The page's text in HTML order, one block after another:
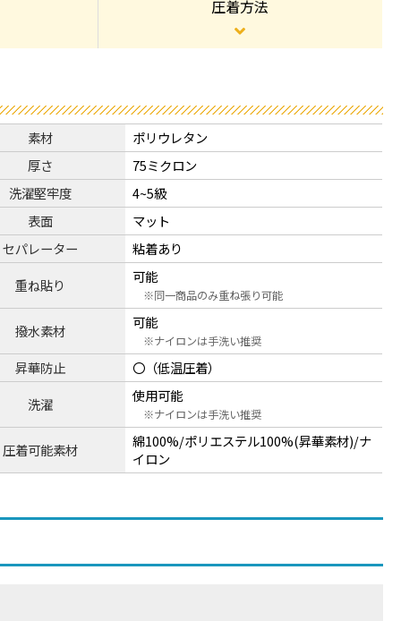
圧着方法
素材
ポリウレタン
厚さ
75ミクロン
洗濯堅牢度
4~5級
表面
マット
セパレーター
粘着あり
重ね貼り
可能
同一商品のみ重ね張り可能
撥水素材 可能
ナイロンは手洗い推奨
昇華防止
〇（低温圧着）
洗濯
使用可能
ナイロンは手洗い推奨
圧着可能素材
綿100%/ポリエステル100%(昇華素材)/ナ
イロン